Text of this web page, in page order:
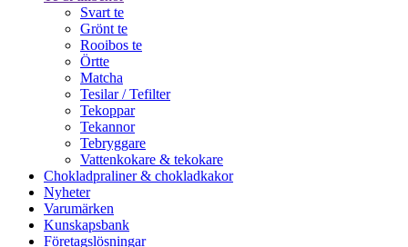
Svart te
Grönt te
Rooibos te
Örtte
Matcha
Tesilar / Tefilter
Tekoppar
Tekannor
Tebryggare
Vattenkokare & tekokare
Chokladpraliner & chokladkakor
Nyheter
Varumärken
Kunskapsbank
Företagslösningar